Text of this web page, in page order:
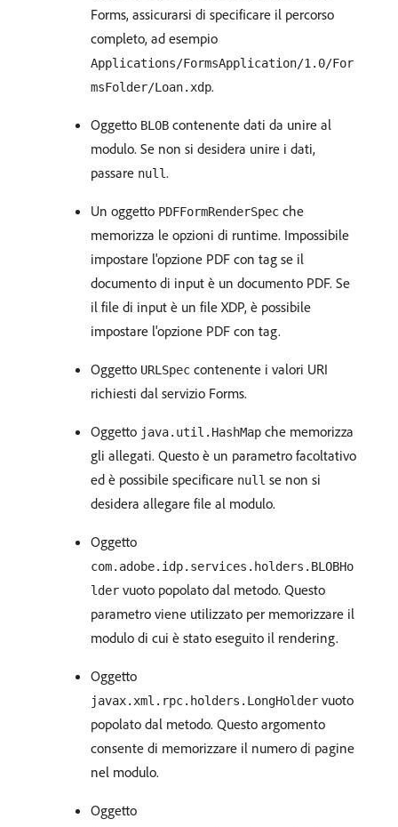
Forms, assicurarsi di specificare il percorso
completo, ad esempio
Applications/FormsApplication/1.0/For
msFolder/Loan.xdp.
Oggetto BLOB contenente dati da unire al
modulo. Se non si desidera unire i dati,
passare null.
Un oggetto PDFFormRenderSpec che
memorizza le opzioni di runtime. Impossibile
impostare l'opzione PDF con tag se il
documento di input è un documento PDF. Se
il file di input è un file XDP, è possibile
impostare l'opzione PDF con tag.
Oggetto URLSpec contenente i valori URI
richiesti dal servizio Forms.
Oggetto java.util.HashMap che memorizza
gli allegati. Questo è un parametro facoltativo
ed è possibile specificare null se non si
desidera allegare file al modulo.
Oggetto
com.adobe.idp.services.holders.BLOBHo
lder vuoto popolato dal metodo. Questo
parametro viene utilizzato per memorizzare il
modulo di cui è stato eseguito il rendering.
Oggetto
javax.xml.rpc.holders.LongHolder vuoto
popolato dal metodo. Questo argomento
consente di memorizzare il numero di pagine
nel modulo.
Oggetto